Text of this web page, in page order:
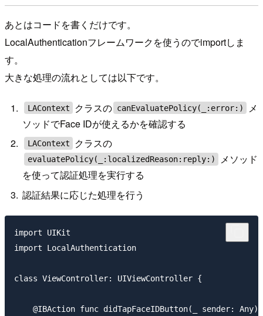
あとはコードを書くだけです。
LocalAuthenticationフレームワークを使うのでimportしま
す。
大きな処理の流れとしては以下です。
LAContext クラスの canEvaluatePolicy(_:error:)
メ
ソッドでFace IDが使えるかを確認する
LAContext クラスの
evaluatePolicy(_:localizedReason:reply:)
メソッド
を使って認証処理を実行する
認証結果に応じた処理を行う
import UIKit
import LocalAuthentication
class ViewController: UIViewController {
@IBAction func didTapFaceIDButton(_ sender: Any)